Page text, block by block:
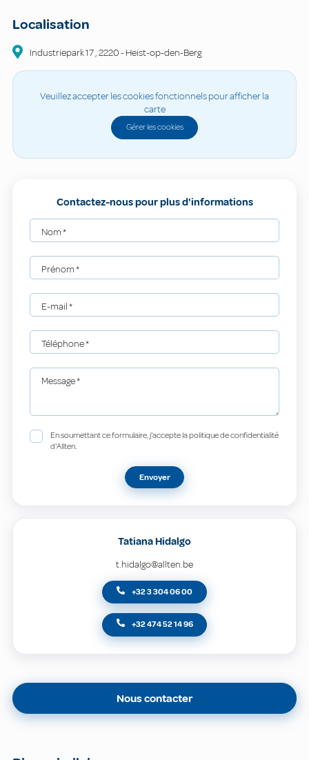
Localisation
Industriepark17,2220-Heist-op-den-Berg
Veuillez accepter les cookies fonctionnels pour afficher la
carte
Gérer les cookies
Contactez-nous pour plus d'informations
Nom*
Prénom*
E-mail*
Téléphone*
Message*
En soumettant ce formulaire, j'accepte la politique de confidentialité
d'Allten.
Envoyer
Tatiana Hidalgo
t.hidalgo@allten.be
+32 3 304 06 00
+32 474 52 14 96
Nous contacter